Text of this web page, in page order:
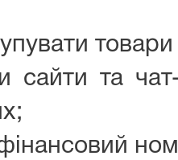
товари
сайти та